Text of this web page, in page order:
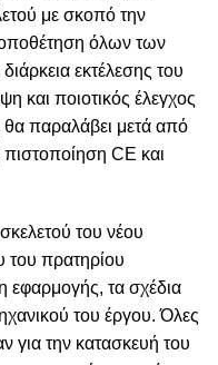
με σκοπό την
όλων των
εκτέλεσης του
και ποιοτικός έλεγχος
θα παραλάβει μετά από
CE και
του νέου
του πρατηρίου
εφαρμογής, τα σχέδια
του έργου. Όλες
για την κατασκευή του